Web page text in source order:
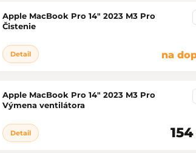
Apple MacBook Pro 14" 2023 M3 Pro
Čistenie
Detail na
Apple MacBook Pro 14" 2023 M3 Pro
Výmena ventilátora
Detail